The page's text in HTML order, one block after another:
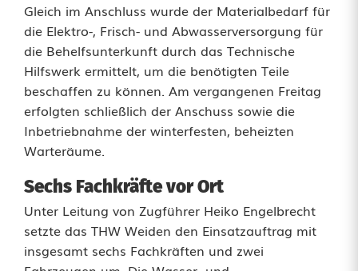
c
h
t
l
i
g
e
e
Gleich im Anschluss wurde der Materialbedarf für
die Elektro-, Frisch- und Abwasserversorgung für
die Behelfsunterkunft durch das Technische
Hilfswerk ermittelt, um die benötigten Teile
beschaffen zu können. Am vergangenen Freitag
erfolgten schließlich der Anschuss sowie die
Inbetriebnahme der winterfesten, beheizten
Warteräume.
Sechs Fachkräfte vor Ort
Unter Leitung von Zugführer Heiko Engelbrecht
setzte das THW Weiden den Einsatzauftrag mit
insgesamt sechs Fachkräften und zwei